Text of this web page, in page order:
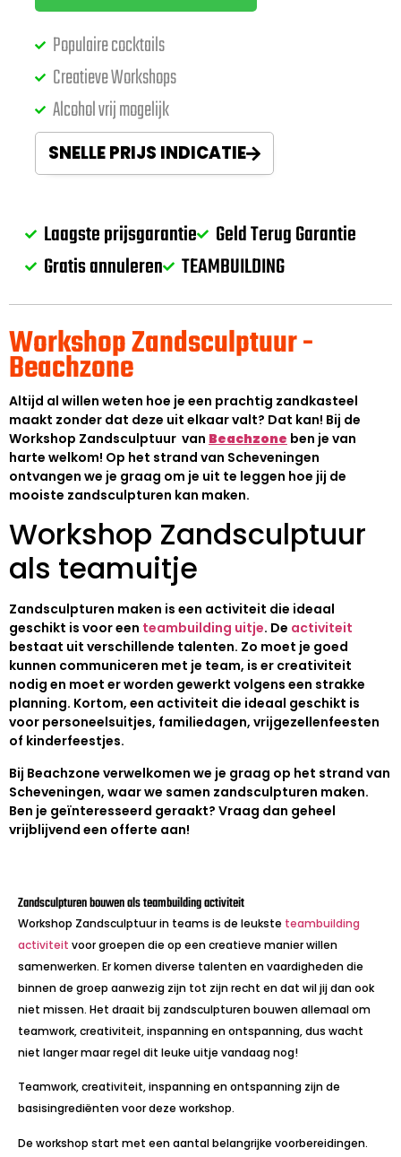
Populaire cocktails
Creatieve Workshops
Alcohol vrij mogelijk
SNELLE PRIJS INDICATIE
Laagste prijsgarantie
Geld Terug Garantie
Gratis annuleren TEAMBUILDING
Workshop Zandsculptuur -
Beachzone
Altijd al willen weten hoe je een prachtig zandkasteel
maakt zonder dat deze uit elkaar valt? Dat kan! Bij de
Workshop Zandsculptuur van Beachzone ben je van
harte welkom! Op het strand van Scheveningen
ontvangen we je graag om je uit te leggen hoe jij de
mooiste zandsculpturen kan maken.
Workshop Zandsculptuur
als teamuitje
Zandsculpturen maken is een activiteit die ideaal
geschikt is voor een teambuilding uitje. De activiteit
bestaat uit verschillende talenten. Zo moet je goed
kunnen communiceren met je team, is er creativiteit
nodig en moet er worden gewerkt volgens een strakke
planning. Kortom, een activiteit die ideaal geschikt is
voor personeelsuitjes, familiedagen, vrijgezellenfeesten
of kinderfeestjes.
Bij Beachzone verwelkomen we je graag op het strand van
Scheveningen, waar we samen zandsculpturen maken.
Ben je geïnteresseerd geraakt? Vraag dan geheel
vrijblijvend een offerte aan!
Zandsculpturen bouwen als teambuilding activiteit
Workshop Zandsculptuur in teams is de leukste teambuilding
activiteit voor groepen die op een creatieve manier willen
samenwerken. Er komen diverse talenten en vaardigheden die
binnen de groep aanwezig zijn tot zijn recht en dat wil jij dan ook
niet missen. Het draait bij zandsculpturen bouwen allemaal om
teamwork, creativiteit, inspanning en ontspanning, dus wacht
niet langer maar regel dit leuke uitje vandaag nog!
Teamwork, creativiteit, inspanning en ontspanning zijn de
basisingrediënten voor deze workshop.
De workshop start met een aantal belangrijke voorbereidingen.